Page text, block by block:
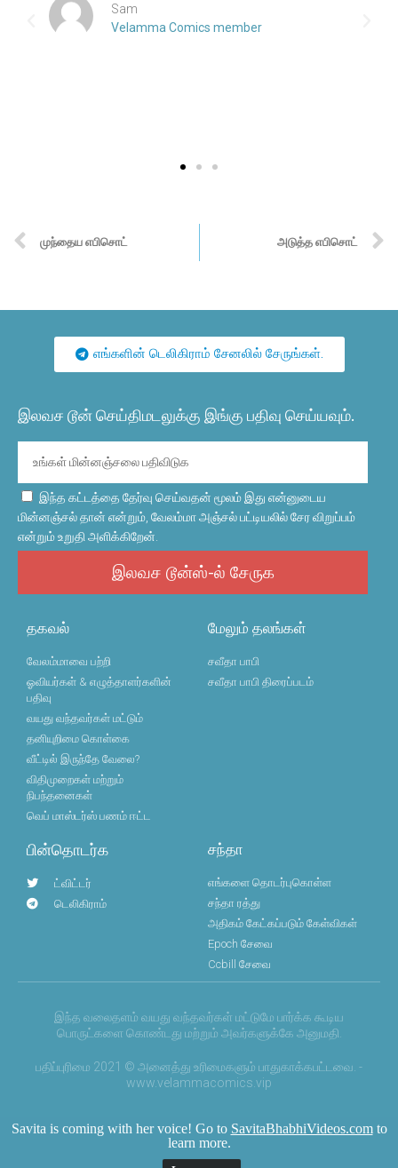
Sam
Velamma Comics member
முந்தைய எபிசொட் அடுத்த எபிசொட்
எங்களின் டெலிகிராம் சேனலில் சேருங்கள்.
இலவச டூன் செய்திமடலுக்கு இங்கு பதிவு செய்யவும்.
இந்த கட்டத்தை தேர்வு செய்வதன் மூலம் இது என்னுடைய
மின்னஞ்சல் தான் என்றும், வேலம்மா அஞ்சல் பட்டியலில் சேர விறுப்பம்
என்றும் உறுதி அளிக்கிறேன்.
இலவச டூன்ஸ்-ல் சேருக
தகவல்
வேலம்மாவை பற்றி
ஓவியர்கள் & எழுத்தாளர்களின்
பதிவு
வயது வந்தவர்கள் மட்டும்
தனியுறிமை கொள்கை
வீட்டில் இருந்தே வேலை?
விதிமுறைகள் மற்றும்
நிபந்தனைகள்
வெப் மாஸ்டர்ஸ் பணம் ஈட்ட
மேலும் தலங்கள்
சவீதா பாபி
சவீதா பாபி திரைப்படம்
பின்தொடர்க
ட்விட்டர்
டெலிகிராம்
சந்தா
எங்களை தொடர்புகொள்ள
சந்தா ரத்து
அதிகம் கேட்கப்படும் கேள்விகள்
Epoch சேவை
Ccbill சேவை
இந்த வலைதளம் வயது வந்தவர்கள் மட்டுமே பார்க்க கூடிய
பொருட்களை கொண்டது மற்றும் அவர்களுக்கே அனுமதி.
பதிப்புரிமை 2021 © அனைத்து உரிமைகளும் பாதுகாக்கபட்டவை. -
www.velammacomics.vip
Savita is coming with her voice! Go to SavitaBhabhiVideos.comto
learn more.